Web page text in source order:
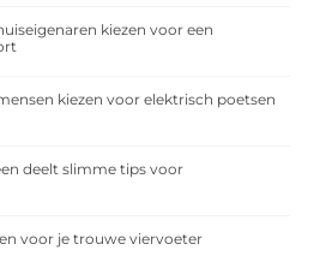
kiezen voor een
kiezen voor elektrisch poetsen
deelt slimme tips voor
voor je trouwe viervoeter